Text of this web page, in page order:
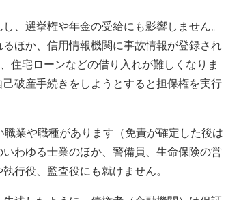
、選挙権や年金の受給にも影響しません。
ほか、信用情報機関に事故情報が登録され
住宅ローンなどの借り入れが難しくなりま
破産手続きをしようとすると担保権を実行
業や職種があります（免責が確定した後は
わゆる士業のほか、警備員、生命保険の営
行役、監査役にも就けません。